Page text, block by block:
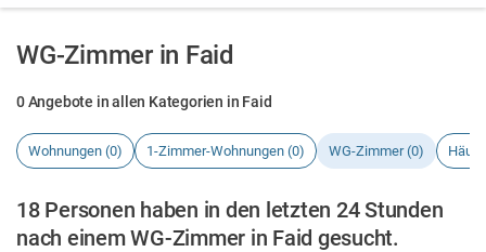
WG-Zimmer in Faid
0 Angebote in allen Kategorien in Faid
Wohnungen (0) 1-Zimmer-Wohnungen (0) WG-Zimmer (0)
18 Personen haben in den letzten 24 Stunden
nach einem WG-Zimmer in Faid gesucht.